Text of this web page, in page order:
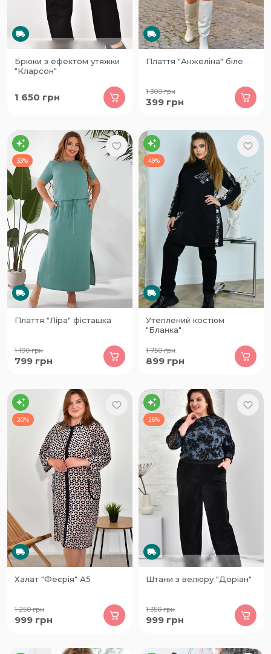
Брюки з ефектом утяжки
"Кларсон"
1 650 грн
Плаття "Анжеліна" біле
1 300грн
399 грн
33%
Плаття "Ліра" фісташка
1 190грн
799 грн
49%
Утеплений костюм
"Бланка"
1 750грн
899 грн
20%
Халат "Феєрія" А5
1 250грн
999 грн
26%
Штани з велюру "Доріан"
1 350грн
999 грн